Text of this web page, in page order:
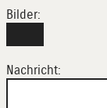
Bilder:
Nachricht: